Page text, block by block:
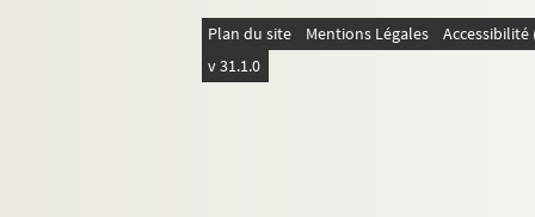
Ms Chiflet 102. Lettres de Jean Boyvin,
Ms Chiflet 103. Lettres de Jean Boyvin à
Ms Chiflet 104. Lettres de Jean Boyvin à
Plan du site Mentions Légales
v 31.1.0